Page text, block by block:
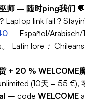
师 – 随时ping我们 💬
Laptop link fail？
– Español/Arabisch/
Latin lore：
+ 20 % WELCOME
(10天 = 55 €),
– code WELCOME